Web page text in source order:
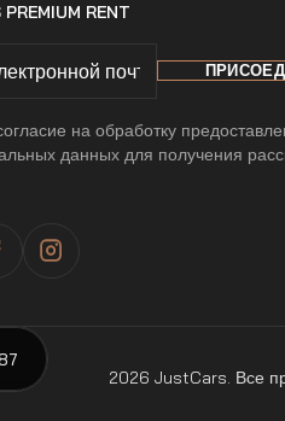
RENT
на обработку
данных для получения
2026 JustCars. Все